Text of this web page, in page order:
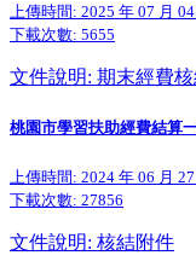
上傳時間: 2025 年 07 月 04
下載次數: 5655
文件說明: 期末經費
桃園市學習扶助經費結算
上傳時間: 2024 年 06 月 27
下載次數: 27856
文件說明: 核結附件